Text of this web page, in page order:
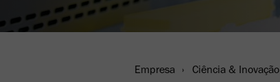
Empresa Ciência & Inovação